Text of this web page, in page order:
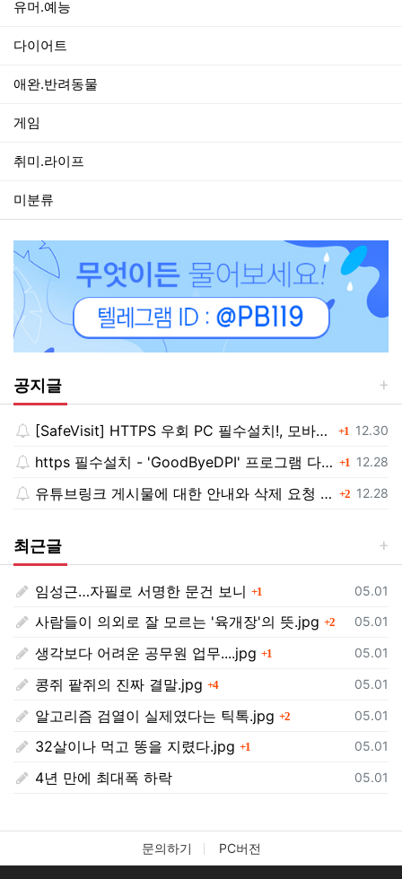
유머.예능
다이어트
애완.반려동물
게임
취미.라이프
미분류
공지글
등록일
12.30
[SafeVisit] HTTPS 우회 PC 필수설치!, 모바일 최강속도 1댓글
등록일
12.28
https 필수설치 - 'GoodByeDPI' 프로그램 다운로드<< 1댓글
등록일
12.28
유튜브링크 게시물에 대한 안내와 삭제 요청 공지 2댓글
최근글
등록일
05.01
임성근…자필로 서명한 문건 보니 1
등록일
05.01
사람들이 의외로 잘 모르는 '육개장'의 뜻.jpg 2댓글
등록일
05.01
생각보다 어려운 공무원 업무....jpg 1
등록일
05.01
콩쥐 팥쥐의 진짜 결말.jpg 4댓글
등록일
05.01
알고리즘 검열이 실제였다는 틱톡.jpg 2댓글
등록일
05.01
32살이나 먹고 똥을 지렸다.jpg 1
등록일
05.01
4년 만에 최대폭 하락
문의하기 PC버전